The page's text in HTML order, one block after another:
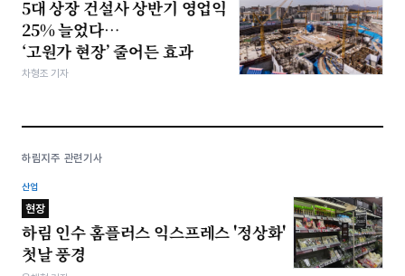
5대 상장 건설사 상반기 영업익
25% 늘었다…
‘고원가 현장’ 줄어든 효과
차형조 기자
하림지주 관련기사
산업
현장
하림 인수 홈플러스 익스프레스 '정상화'
첫날 풍경